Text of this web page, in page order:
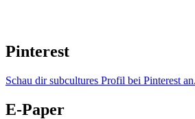
Pinterest
Schau dir subcultures Profil bei Pinterest an.
E-Paper